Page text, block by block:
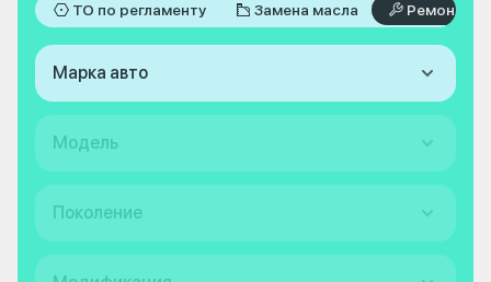
ТО по регламенту Замена масла Ремонт
Марка авто
Модель
Поколение